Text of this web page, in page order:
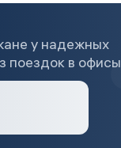
у надежных
поездок в офисы